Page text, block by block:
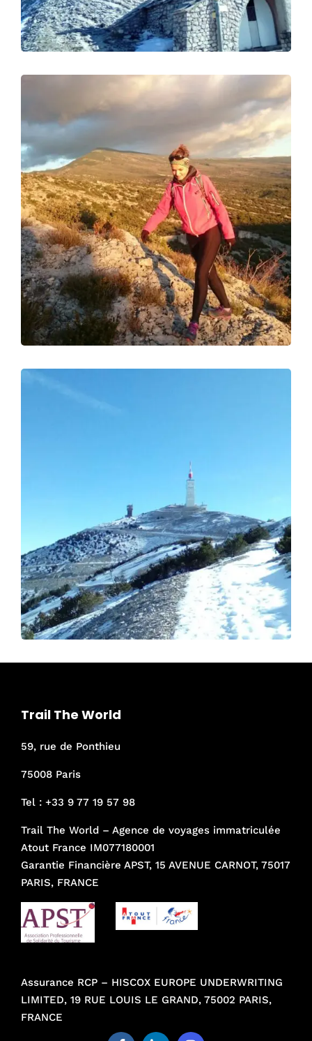
Trail The World
59, rue de Ponthieu
75008 Paris
Tel : +33 9 77 19 57 98
Trail The World – Agence de voyages immatriculée
Atout France IM077180001
Garantie Financière APST, 15 AVENUE CARNOT, 75017
PARIS, FRANCE
Assurance RCP – HISCOX EUROPE UNDERWRITING
LIMITED, 19 RUE LOUIS LE GRAND, 75002 PARIS,
FRANCE